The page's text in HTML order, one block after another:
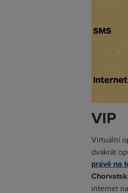
VIP
Virtuální
dvakrát
právě na
internet